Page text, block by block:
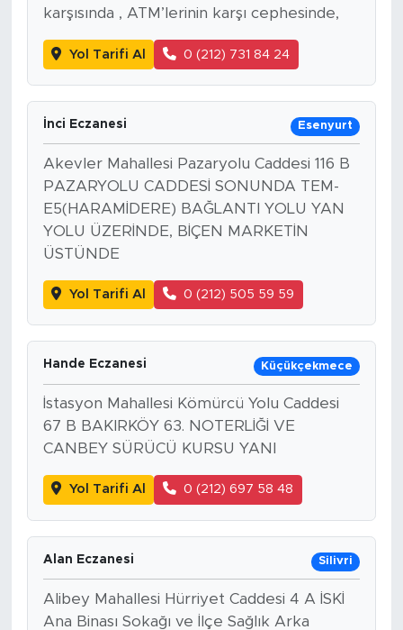
karşısında , ATM’lerinin karşı cephesinde,
Yol Tarifi Al 0 (212) 731 84 24
İnci Eczanesi Esenyurt
Akevler Mahallesi Pazaryolu Caddesi 116 B
PAZARYOLU CADDESİ SONUNDA TEM-
E5(HARAMİDERE) BAĞLANTI YOLU YAN
YOLU ÜZERİNDE, BİÇEN MARKETİN
ÜSTÜNDE
Yol Tarifi Al 0 (212) 505 59 59
Hande Eczanesi Küçükçekmece
İstasyon Mahallesi Kömürcü Yolu Caddesi
67 B BAKIRKÖY 63. NOTERLİĞİ VE
CANBEY SÜRÜCÜ KURSU YANI
Yol Tarifi Al 0 (212) 697 58 48
Alan Eczanesi Silivri
Alibey Mahallesi Hürriyet Caddesi 4 A İSKİ
Ana Binası Sokağı ve İlçe Sağlık Arka